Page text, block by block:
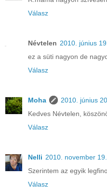
Válasz
Névtelen 2010. június
ez a süti nagyon de
Válasz
Moha
2010. június
Kedves Névtelen,
Válasz
Nelli 2010. november
Szerintem az egyik
Válasz